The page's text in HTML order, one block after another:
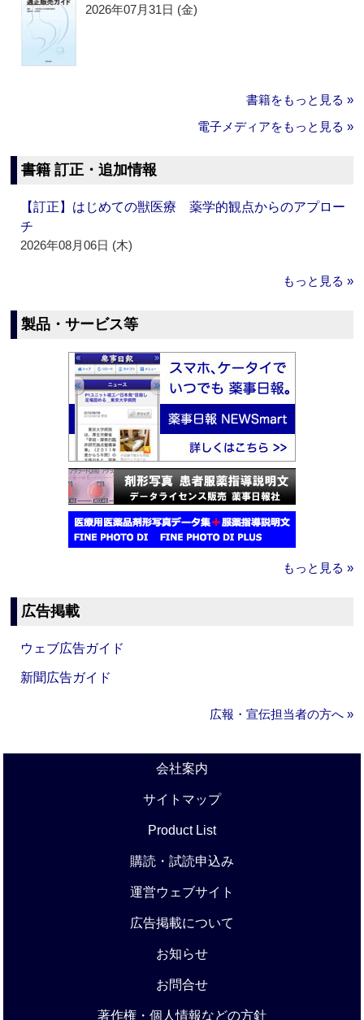
2026年07月31日 (金)
書籍をもっと見る »
電子メディアをもっと見る »
書籍 訂正・追加情報
【訂正】はじめての獣医療 薬学的観点からのアプロー
チ
2026年08月06日 (木)
もっと見る »
製品・サービス等
もっと見る »
広告掲載
ウェブ広告ガイド
新聞広告ガイド
広報・宣伝担当者の方へ »
会社案内
サイトマップ
Product List
購読・試読申込み
運営ウェブサイト
広告掲載について
お知らせ
お問合せ
著作権・個人情報などの方針